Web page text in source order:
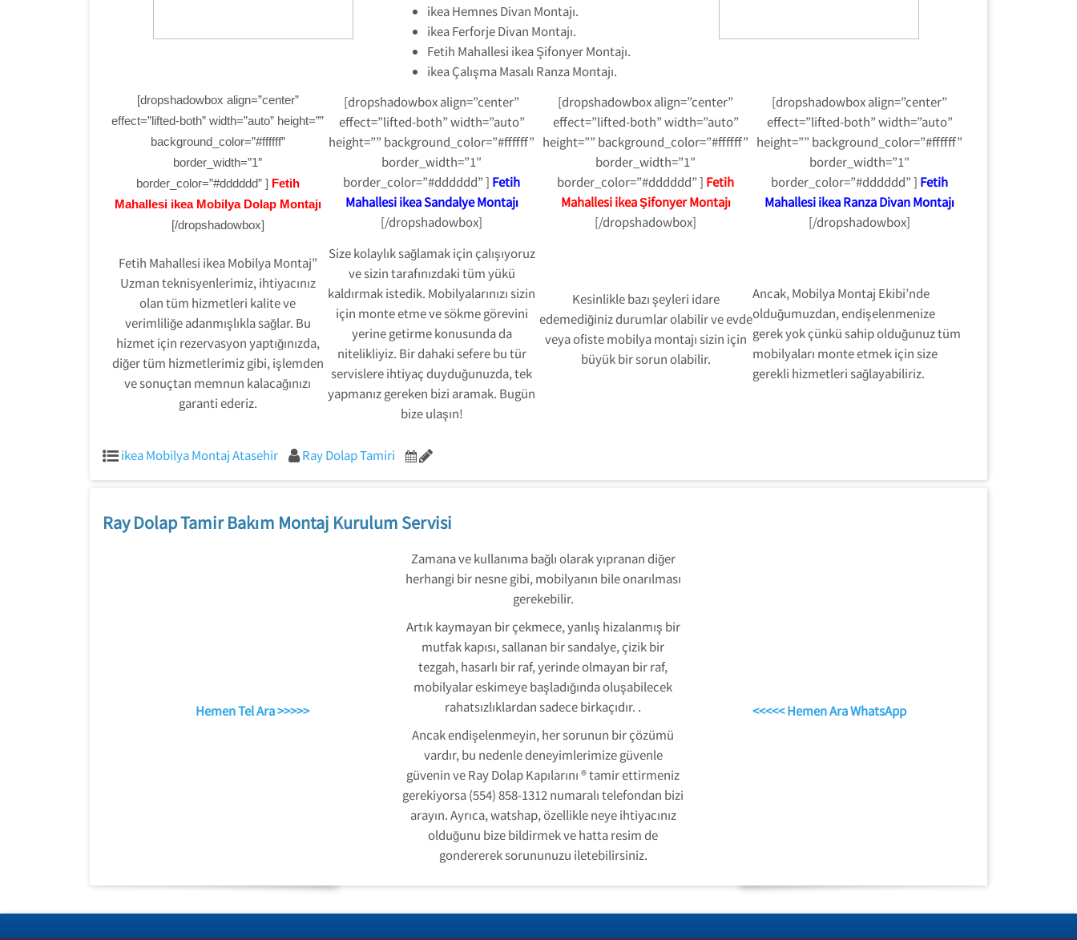
ikea Hemnes Divan Montajı.
ikea Ferforje Divan Montajı.
Fetih Mahallesi ikea Şifonyer Montajı.
ikea Çalışma Masalı Ranza Montajı.
[dropshadowbox align=”center”
effect=”lifted-both” width=”auto” height=””
background_color=”#ffffff”
border_width=”1″
border_color=”#dddddd” ] Fetih
Mahallesi ikea Mobilya Dolap Montajı
[/dropshadowbox]
[dropshadowbox align=”center”
effect=”lifted-both” width=”auto”
height=”” background_color=”#ffffff”
border_width=”1″
border_color=”#dddddd” ] Fetih
Mahallesi ikea Sandalye Montajı
[/dropshadowbox]
[dropshadowbox align=”center”
effect=”lifted-both” width=”auto”
height=”” background_color=”#ffffff”
border_width=”1″
border_color=”#dddddd” ] Fetih
Mahallesi ikea Şifonyer Montajı
[/dropshadowbox]
[dropshadowbox align=”center”
effect=”lifted-both” width=”auto”
height=”” background_color=”#ffffff”
border_width=”1″
border_color=”#dddddd” ] Fetih
Mahallesi ikea Ranza Divan Montajı
[/dropshadowbox]
Fetih Mahallesi ikea Mobilya Montaj”
Uzman teknisyenlerimiz, ihtiyacınız
olan tüm hizmetleri kalite ve
verimliliğe adanmışlıkla sağlar. Bu
hizmet için rezervasyon yaptığınızda,
diğer tüm hizmetlerimiz gibi, işlemden
ve sonuçtan memnun kalacağınızı
garanti ederiz.
Size kolaylık sağlamak için çalışıyoruz
ve sizin tarafınızdaki tüm yükü
kaldırmak istedik. Mobilyalarınızı sizin
için monte etme ve sökme görevini
yerine getirme konusunda da
nitelikliyiz. Bir dahaki sefere bu tür
servislere ihtiyaç duyduğunuzda, tek
yapmanız gereken bizi aramak. Bugün
bize ulaşın!
Kesinlikle bazı şeyleri idare
edemediğiniz durumlar olabilir ve evde
veya ofiste mobilya montajı sizin için
büyük bir sorun olabilir.
Ancak, Mobilya Montaj Ekibi’nde
olduğumuzdan, endişelenmenize
gerek yok çünkü sahip olduğunuz tüm
mobilyaları monte etmek için size
gerekli hizmetleri sağlayabiliriz.
ikea Mobilya Montaj Atasehir Ray Dolap Tamiri
Ray Dolap Tamir Bakım Montaj Kurulum Servisi
Hemen Tel Ara >>>>>
Zamana ve kullanıma bağlı olarak yıpranan diğer
herhangi bir nesne gibi, mobilyanın bile onarılması
gerekebilir.
Artık kaymayan bir çekmece, yanlış hizalanmış bir
mutfak kapısı, sallanan bir sandalye, çizik bir
tezgah, hasarlı bir raf, yerinde olmayan bir raf,
mobilyalar eskimeye başladığında oluşabilecek
rahatsızlıklardan sadece birkaçıdır. .
Ancak endişelenmeyin, her sorunun bir çözümü
vardır, bu nedenle deneyimlerimize güvenle
güvenin ve Ray Dolap Kapılarını ® tamir ettirmeniz
gerekiyorsa (554) 858-1312 numaralı telefondan bizi
arayın. Ayrıca, watshap, özellikle neye ihtiyacınız
olduğunu bize bildirmek ve hatta resim de
gondererek sorununuzu iletebilirsiniz.
<<<<< Hemen Ara WhatsApp